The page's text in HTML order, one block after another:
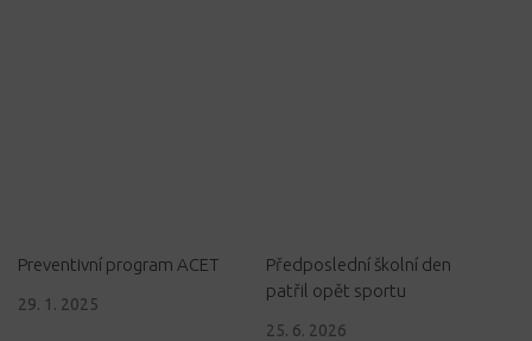
Preventivní program ACET
29. 1. 2025
Předposlední školní den
patřil opět sportu
25. 6. 2026